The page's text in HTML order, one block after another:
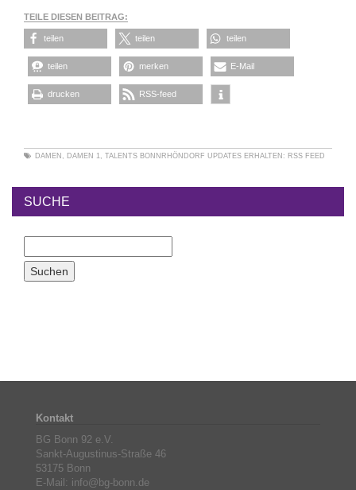
TEILE DIESEN BEITRAG:
teilen teilen teilen
teilen merken E-Mail
drucken RSS-feed
DAMEN , DAMEN 1, TALENTS BONNRHÖNDORF UPDATES ERHALTEN: RSS FEED
SUCHE
Kontakt
BG Bonn 92 e.V.
Sankt-Augustinus-Straße 46
53175 Bonn
E-Mail: info@bg-bonn.de